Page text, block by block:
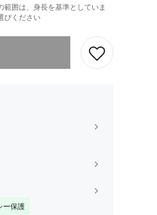
囲は、身長を基準としていま
びください
ー保護